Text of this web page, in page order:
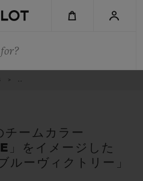
..
チームカラー
」をイメージした
ルーヴィクトリー」